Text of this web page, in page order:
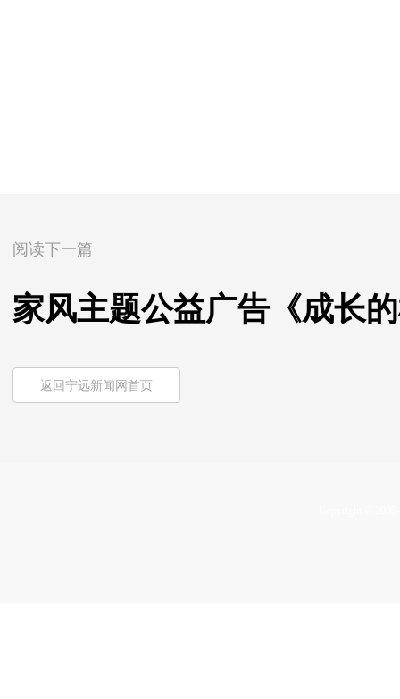
阅读下一篇
家风主题公益广告《成长
返回宁远新闻网首页